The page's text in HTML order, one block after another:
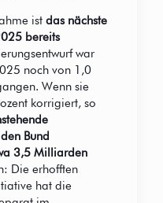
ist das nächste
bereits
war
noch von 1,0
Wenn sie
korrigiert, so
Bund
3,5 Milliarden
Die erhofften
hat die